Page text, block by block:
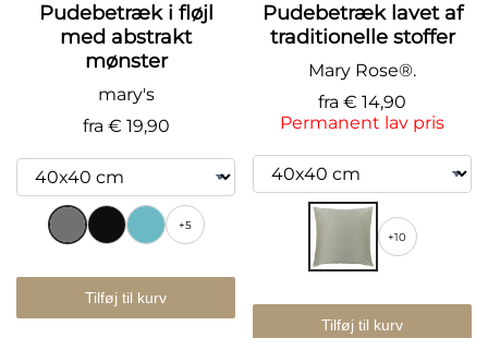
Pudebetræk i fløjl
med abstrakt
mønster
mary's
fra € 19,90
+5
Tilføj til kurv
Pudebetræk lavet af
traditionelle stoffer
Mary Rose®.
fra € 14,90
Permanent lav pris
+10
Tilføj til kurv